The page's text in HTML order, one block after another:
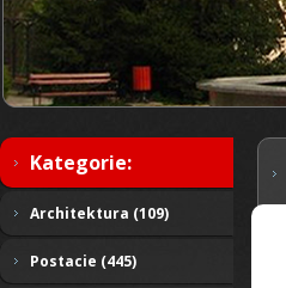
Kategorie:
Architektura (109)
Postacie (445)